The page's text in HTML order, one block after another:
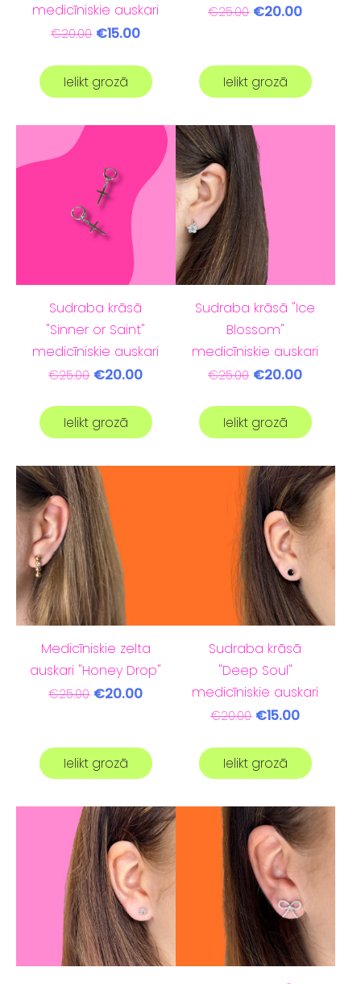
medicīniskie auskari
€20.00 €15.00
Ielikt grozā
€25.00 €20.00
Ielikt grozā
Sudraba krāsā
"Sinner or Saint"
medicīniskie auskari
€25.00 €20.00
Ielikt grozā
Sudraba krāsā "Ice
Blossom"
medicīniskie auskari
€25.00 €20.00
Ielikt grozā
Medicīniskie zelta
auskari "Honey Drop"
€25.00 €20.00
Ielikt grozā
Sudraba krāsā
"Deep Soul"
medicīniskie auskari
€20.00 €15.00
Ielikt grozā